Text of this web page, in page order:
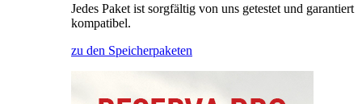
Jedes Paket ist sorgfältig von uns getestet und garantiert
kompatibel.
zu den Speicherpaketen